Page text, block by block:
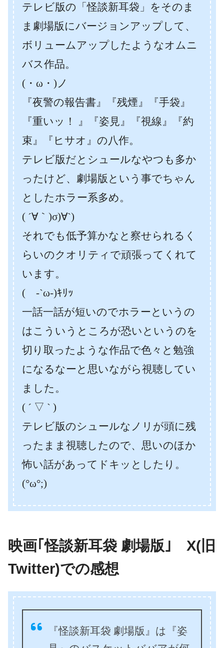
テレビ版の「怪談新耳袋」をそのま
ま劇場版にバージョンアップして、
ボリュームアップしたようなオムニ
バス作品。
(・ω・)ノ
『夜警の報告書』『残煙』『手袋』
『重いッ！ 』『姿見』『視線』『約
束』『ヒサオ』の八作。
テレビ版だとシュールなやつも多か
ったけど、劇場版という事でちゃん
としたホラー系多め。
( ´∀｀)σ)∀`)
それでも低予算かなと察せられるく
らいのクオリティで頑張ってくれて
います。
( -`ω-)ｷﾘｯ
一話一話が短いのでホラーというの
はこういうところが恐いというのを
切り取ったような作品で色々と勉強
になるなーと思いながら視聴してい
ました。
( ´ ▽ ` )
テレビ版のシュールなノリが頭に残
ったまま視聴したので、思いのほか
怖い話があってドキッとしたり。
(°ω°;)
映画｢怪談新耳袋 劇場版｣ X(旧
Twitter)での感想
『怪談新耳袋 劇場版』は『姿